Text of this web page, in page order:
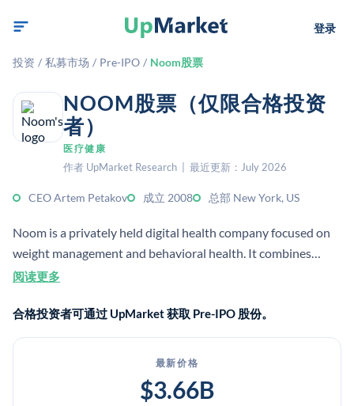
登录
投资 / 私募市场 / Pre-IPO / Noom股票
NOOM股票（仅限合格投资
者）
医疗健康
作者 UpMarket Research | 最近更新：July 2026
CEO Artem Petakov 成立 2008 总部 New York, US
Noom is a privately held digital health company focused on
weight management and behavioral health. It combines
psychology, mobile technology, coaching, and medication
阅读更多
合格投资者可通过 UpMarket 获取 Pre-IPO 股份。
最新价格
$3.66B